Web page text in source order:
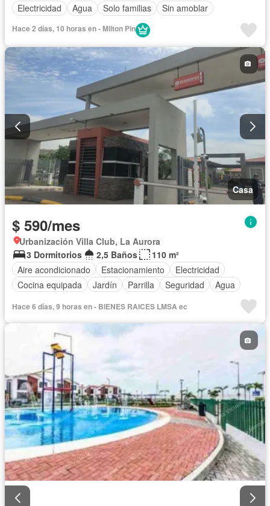
Electricidad
Agua Solo familias Sin amoblar
Hace 2 días, 10 horas en - Milton Pin
Casa
$ 590/mes
Urbanización Villa Club, La Aurora
3 Dormitorios
2,5 Baños
110 m²
Aire acondicionado
Estacionamiento
Electricidad
Cocina equipada
Jardín Parrilla Seguridad Agua
Hace 6 días, 9 horas en - BIENES RAICES LMSA ec